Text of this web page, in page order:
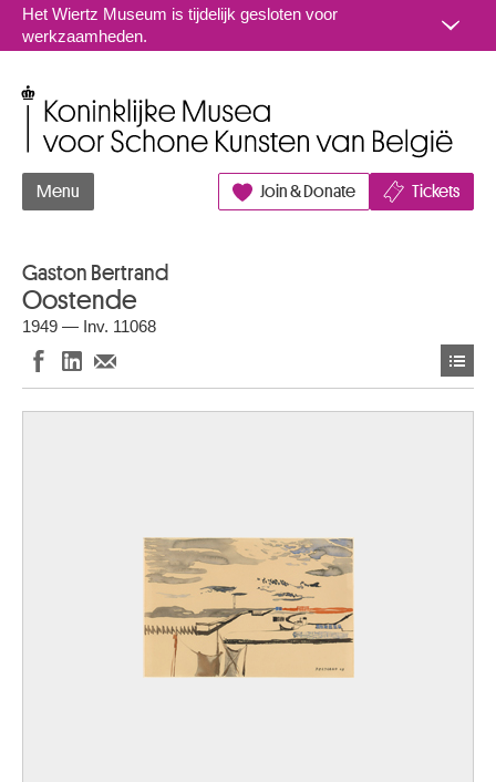
Naar inhoud
Het Wiertz Museum is tijdelijk gesloten voor
werkzaamheden.
Menu Join & Donate Tickets
Gaston Bertrand
Oostende
1949 — Inv. 11068